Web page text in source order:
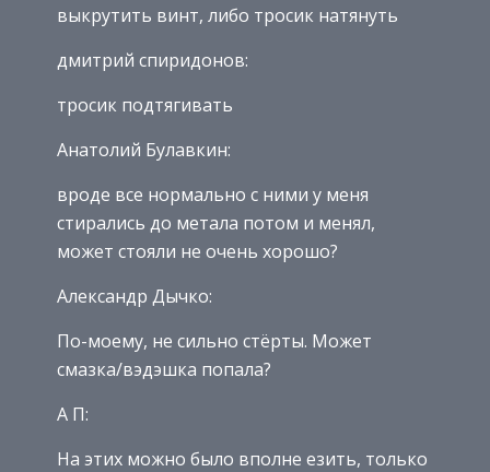
выкрутить винт, либо тросик натянуть
дмитрий спиридонов:
тросик подтягивать
Анатолий Булавкин:
вроде все нормально с ними у меня
стирались до метала потом и менял,
может стояли не очень хорошо?
Александр Дычко:
По-моему, не сильно стёрты. Может
смазка/вэдэшка попала?
А П:
На этих можно было вполне езить, только